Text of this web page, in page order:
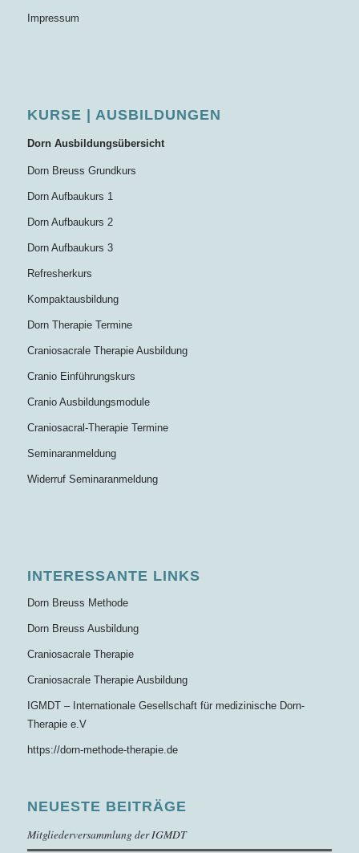
Impressum
KURSE | AUSBILDUNGEN
Dorn Ausbildungsübersicht
Dorn Breuss Grundkurs
Dorn Aufbaukurs 1
Dorn Aufbaukurs 2
Dorn Aufbaukurs 3
Refresherkurs
Kompaktausbildung
Dorn Therapie Termine
Craniosacrale Therapie Ausbildung
Cranio Einführungskurs
Cranio Ausbildungsmodule
Craniosacral-Therapie Termine
Seminaranmeldung
Widerruf Seminaranmeldung
INTERESSANTE LINKS
Dorn Breuss Methode
Dorn Breuss Ausbildung
Craniosacrale Therapie
Craniosacrale Therapie Ausbildung
IGMDT – Internationale Gesellschaft für medizinische Dorn-
Therapie e.V
https://dorn-methode-therapie.de
NEUESTE BEITRÄGE
Mitgliederversammlung der IGMDT